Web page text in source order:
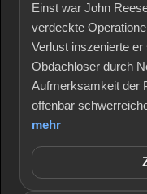
Einst war John
verdeckte
Verlust inszenierte er
Obdachloser durch
Aufmerksamkeit der
offenbar
mehr